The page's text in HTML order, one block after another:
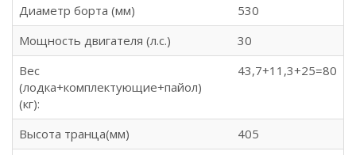
Диаметр борта (мм)
530
Мощность двигателя (л.с.)
30
Вес
(лодка+комплектующие+пайол)
(кг):
43,7+11,3+25=80
Высота транца(мм)
405